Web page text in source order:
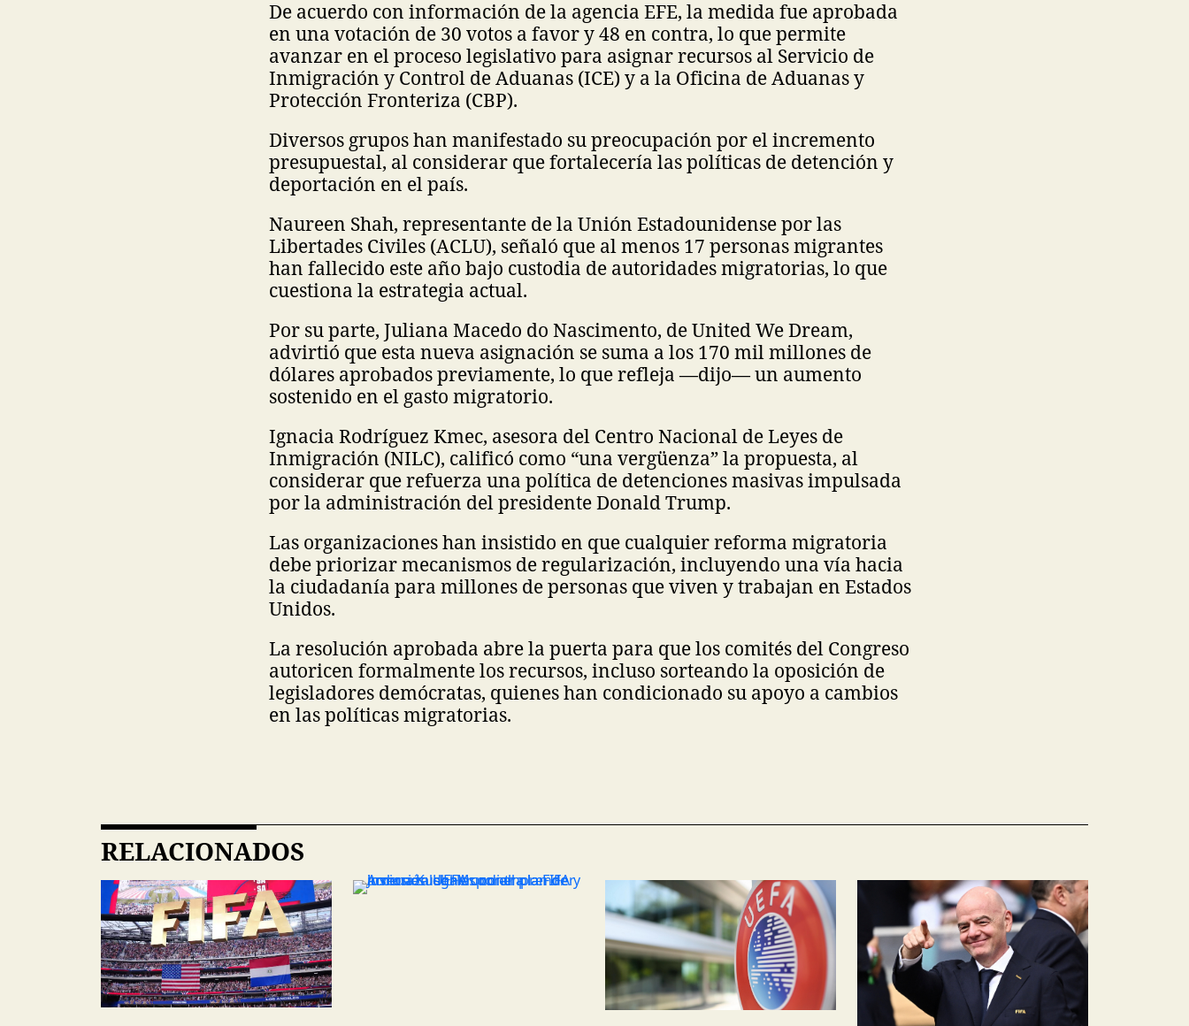
De acuerdo con información de la agencia EFE, la medida fue aprobada
en una votación de 30 votos a favor y 48 en contra, lo que permite
avanzar en el proceso legislativo para asignar recursos al Servicio de
Inmigración y Control de Aduanas (ICE) y a la Oficina de Aduanas y
Protección Fronteriza (CBP).
Diversos grupos han manifestado su preocupación por el incremento
presupuestal, al considerar que fortalecería las políticas de detención y
deportación en el país.
Naureen Shah, representante de la Unión Estadounidense por las
Libertades Civiles (ACLU), señaló que al menos 17 personas migrantes
han fallecido este año bajo custodia de autoridades migratorias, lo que
cuestiona la estrategia actual.
Por su parte, Juliana Macedo do Nascimento, de United We Dream,
advirtió que esta nueva asignación se suma a los 170 mil millones de
dólares aprobados previamente, lo que refleja —dijo— un aumento
sostenido en el gasto migratorio.
Ignacia Rodríguez Kmec, asesora del Centro Nacional de Leyes de
Inmigración (NILC), calificó como “una vergüenza” la propuesta, al
considerar que refuerza una política de detenciones masivas impulsada
por la administración del presidente Donald Trump.
Las organizaciones han insistido en que cualquier reforma migratoria
debe priorizar mecanismos de regularización, incluyendo una vía hacia
la ciudadanía para millones de personas que viven y trabajan en Estados
Unidos.
La resolución aprobada abre la puerta para que los comités del Congreso
autoricen formalmente los recursos, incluso sorteando la oposición de
legisladores demócratas, quienes han condicionado su apoyo a cambios
en las políticas migratorias.
RELACIONADOS